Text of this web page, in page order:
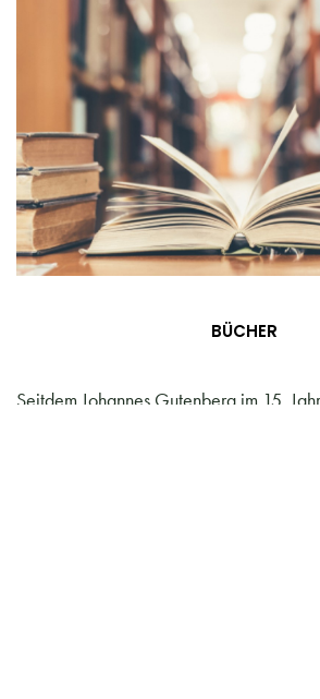
BÜCHER
Seitdem Johannes Gutenberg im 15.